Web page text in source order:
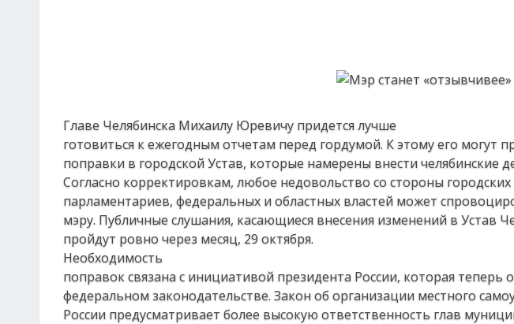
Главе Челябинска Михаилу Юревичу придется лучше
готовиться к ежегодным отчетам перед гордумой. К этому его могут
поправки в городской Устав, которые намерены внести челябинские
Согласно корректировкам, любое недовольство со стороны городских
парламентариев, федеральных и областных властей может
мэру. Публичные слушания, касающиеся внесения изменений в Устав
пройдут ровно через месяц, 29 октября.
Необходимость
поправок связана с инициативой президента России, которая теперь
федеральном законодательстве. Закон об организации местного
России предусматривает более высокую ответственность глав